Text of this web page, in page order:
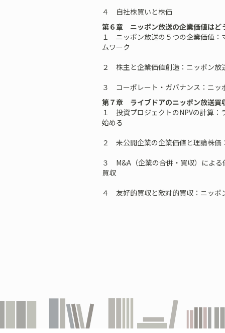
４ 自社株買いと株価
第６章 ニッポン放送の企業価値はど
１ ニッポン放送の５つの企業価値：
ムワーク
２ 株主と企業価値創造：ニッポン放
３ コーポレート・ガバナンス：ニッ
第７章 ライブドアのニッポン放送買
１ 投資プロジェクトのNPVの計算：
始める
２ 未公開企業の企業価値と理論株価
３ M&A（企業の合併・買収）によ
買収
４ 友好的買収と敵対的買収：ニッポ